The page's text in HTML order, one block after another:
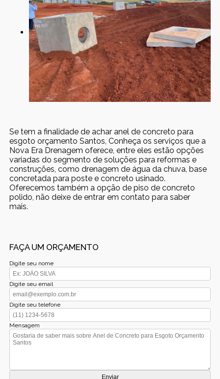
Se tem a finalidade de achar anel de concreto para
esgoto orçamento Santos, Conheça os serviços que a
Nova Era Drenagem oferece, entre eles estão opções
variadas do segmento de soluções para reformas e
construções, como drenagem de água da chuva, base
concretada para poste e concreto usinado.
Oferecemos também a opção de piso de concreto
polido, não deixe de entrar em contato para saber
mais.
FAÇA UM ORÇAMENTO
Digite seu nome
Digite seu email
Digite seu telefone
Mensagem